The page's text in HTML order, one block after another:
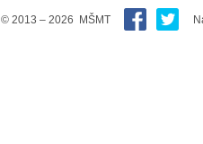
© 2013 – 2026 MŠMT